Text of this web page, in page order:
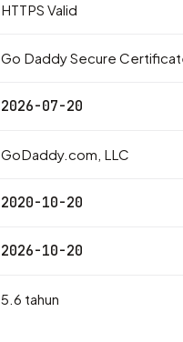
HTTPS Valid
Go Daddy Secure
2026-07-20
GoDaddy.com, LLC
2020-10-20
2026-10-20
5.6 tahun